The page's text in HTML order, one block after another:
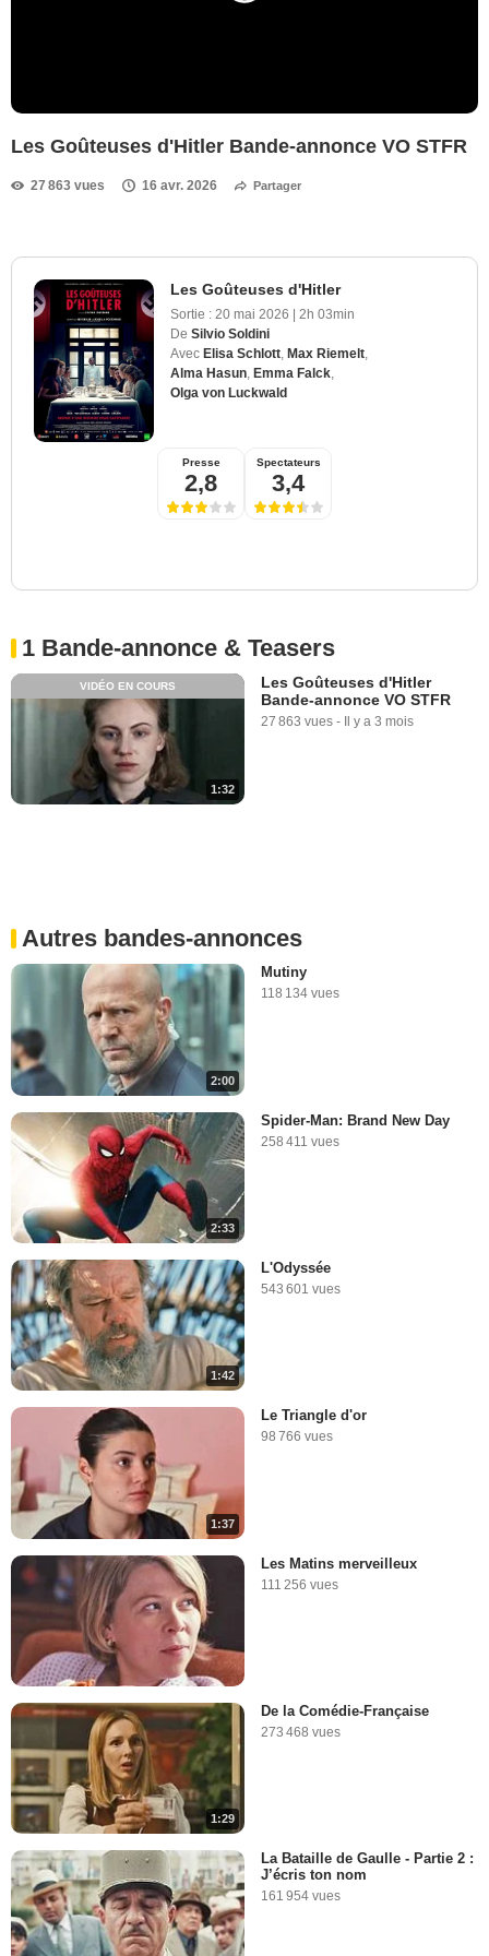
Les Goûteuses d'Hitler Bande-annonce VO STFR
27 863 vues 16 avr. 2026 Partager
Les Goûteuses d'Hitler
Sortie : 20 mai 2026 | 2h 03min
De Silvio Soldini
Avec Elisa Schlott Max Riemelt
Alma Hasun Emma Falck
Olga von Luckwald
Presse
2,8
Spectateurs
3,4
1 Bande-annonce & Teasers
1:32
VIDÉO EN COURS
Les Goûteuses d'Hitler
Bande-annonce VO STFR
27 863 vues - Il y a 3 mois
Autres bandes-annonces
2:00
Mutiny
118 134 vues
2:33
Spider-Man: Brand New Day
258 411 vues
1:42
L'Odyssée
543 601 vues
1:37
Le Triangle d'or
98 766 vues
Les Matins merveilleux
111 256 vues
1:29
De la Comédie-Française
273 468 vues
La Bataille de Gaulle - Partie 2 :
J’écris ton nom
161 954 vues